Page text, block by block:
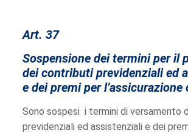
Art. 37
Sospensione dei termini per il
dei contributi previdenziali ed
e dei premi per
Sono sospesi i termini di versamento
previdenziali ed assistenziali e dei